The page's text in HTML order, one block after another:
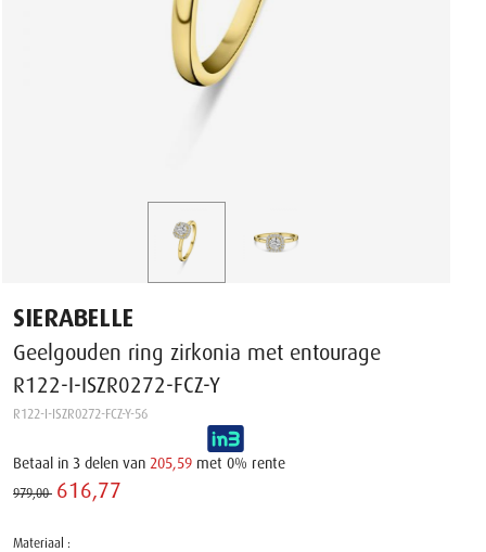
SIERABELLE
Geelgouden ring zirkonia met entourage
R122-I-ISZR0272-FCZ-Y
R122-I-ISZR0272-FCZ-Y-56
Betaal in 3 delen van 205,59 met 0% rente
979,00 ‌ 616,77 ‌
Materiaal :